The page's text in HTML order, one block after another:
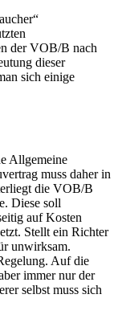
der VOB/B nach
dieser
sich einige
Allgemeine
muss daher in
die VOB/B
Diese soll
auf Kosten
Stellt ein Richter
unwirksam.
Auf die
immer nur der
selbst muss sich